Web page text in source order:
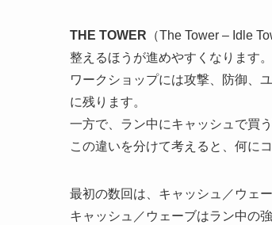
THE TOWER （The Tower – Idle
整えるほうが進めやすくなります。
ワークショップには攻撃、防御、
に残ります。
一方で、ラン中にキャッシュで買
この違いを分けて考えると、何に
最初の数回は、キャッシュ／ウェ
キャッシュ／ウェーブはラン中の